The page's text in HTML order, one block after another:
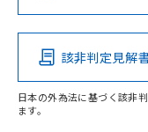
Pb Hg
O
該非判定見解
日本の外為法に基づく該非
ます。